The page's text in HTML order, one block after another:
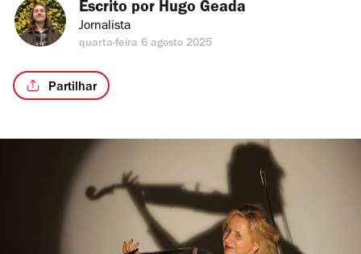
Escrito por Hugo Geada
Jornalista
quarta-feira 6 agosto 2025
Partilhar